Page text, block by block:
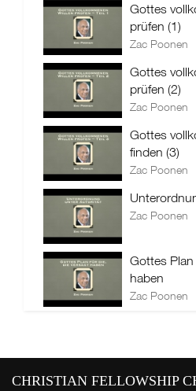
Gottes
prüfen (1)
Zac Poonen
Gottes
prüfen (2)
Zac Poonen
Gottes
finden (3)
Zac Poonen
Zac Poonen
Gottes
haben
Zac Poonen
CHRISTIAN FELLOWSHIP